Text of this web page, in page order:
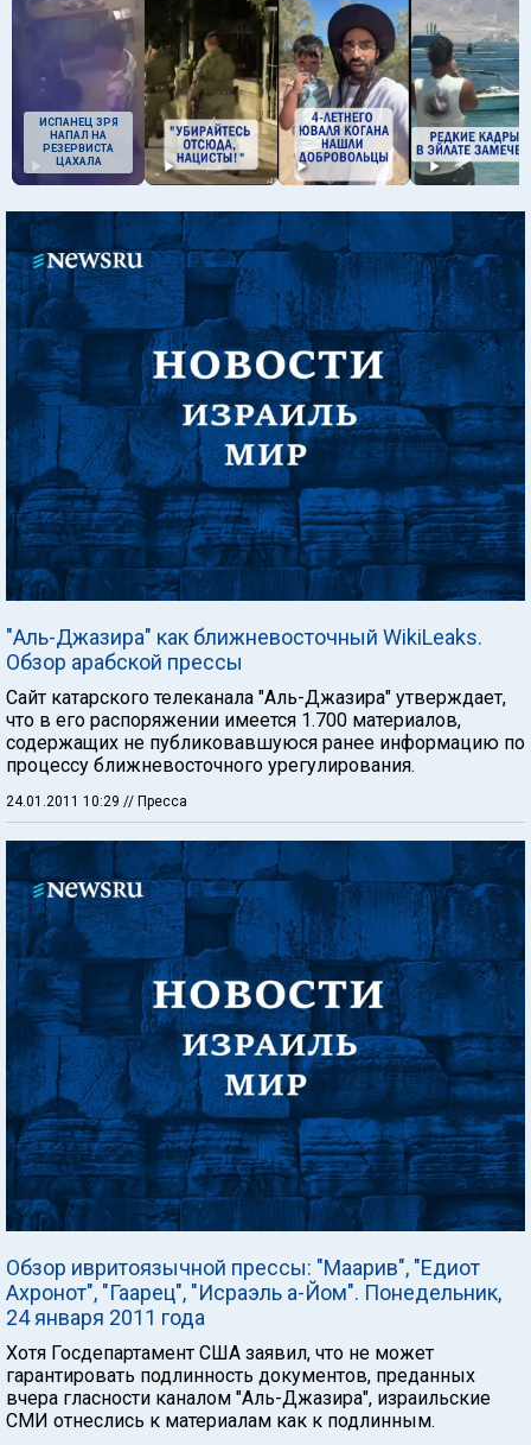
ИСПАНЕЦ ЗРЯ
НАПАЛ НА
РЕЗЕРВИСТА
ЦАХАЛА
"Аль-Джазира" как ближневосточный WikiLeaks.
Обзор арабской прессы
Сайт катарского телеканала "Аль-Джазира" утверждает,
что в его распоряжении имеется 1.700 материалов,
содержащих не публиковавшуюся ранее информацию по
процессу ближневосточного урегулирования.
24.01.2011 10:29 // Пресса
Обзор ивритоязычной прессы: "Маарив", "Едиот
Ахронот", "Гаарец", "Исраэль а-Йом". Понедельник,
24 января 2011 года
Хотя Госдепартамент США заявил, что не может
гарантировать подлинность документов, преданных
вчера гласности каналом "Аль-Джазира", израильские
СМИ отнеслись к материалам как к подлинным.